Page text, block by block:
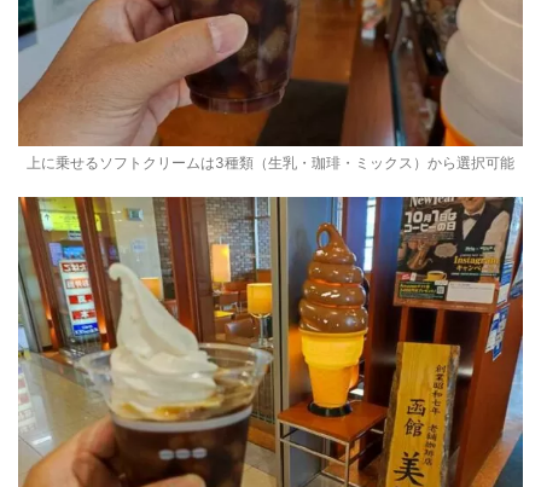
上に乗せるソフトクリームは3種類（生乳・珈琲・ミックス）から選択可能